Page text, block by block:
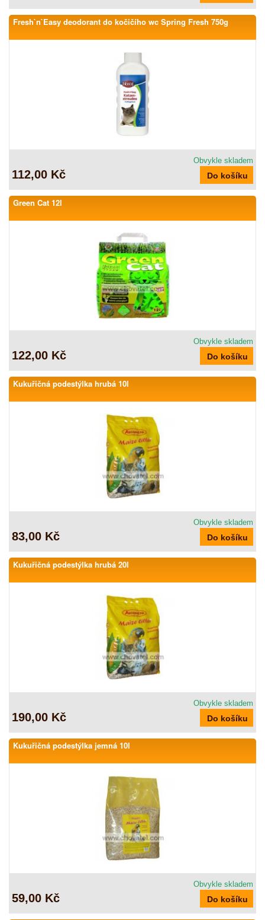
Fresh`n`Easy deodorant do kočičího wc Spring Fresh 750g
Obvykle skladem
112,00 Kč
Green Cat 12l
Obvykle skladem
122,00 Kč
Kukuřičná podestýlka hrubá 10l
Obvykle skladem
83,00 Kč
Kukuřičná podestýlka hrubá 20l
Obvykle skladem
190,00 Kč
Kukuřičná podestýlka jemná 10l
Obvykle skladem
59,00 Kč